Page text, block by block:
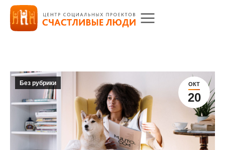
ОКТ
20
Без рубрики